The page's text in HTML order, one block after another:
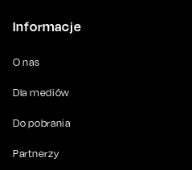
Informacje
O nas
Dla mediów
Do pobrania
Partnerzy